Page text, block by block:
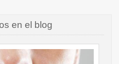
en el blog